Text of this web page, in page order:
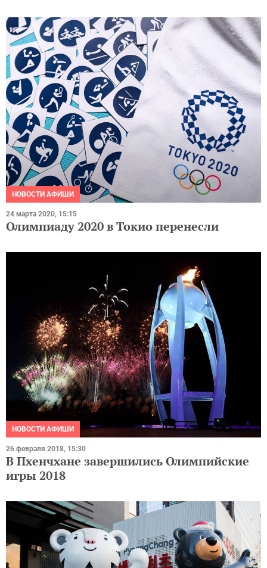
НОВОСТИ АФИШИ
24 марта 2020, 15:15
Олимпиаду 2020 в Токио перенесли
НОВОСТИ АФИШИ
26 февраля 2018, 15:30
В Пхенчхане завершились Олимпийские
игры 2018